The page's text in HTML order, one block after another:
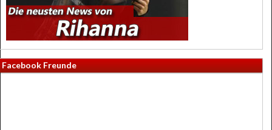
Facebook Freunde